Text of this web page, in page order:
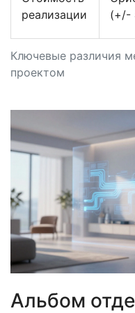
Ключевые различия
проектом
реализации
(+/-
Альбом